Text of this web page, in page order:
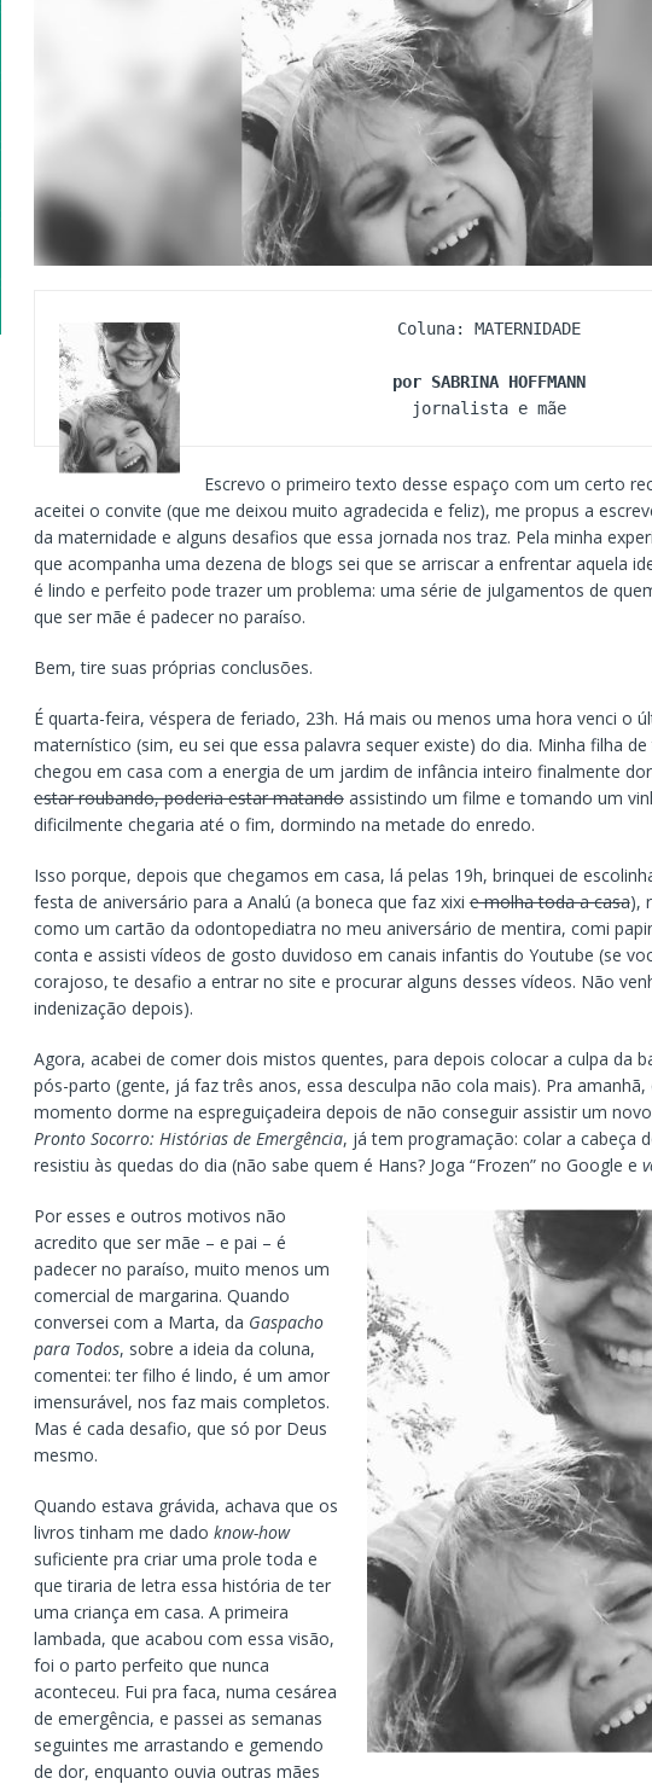
Coluna: MATERNIDADE
por SABRINA HOFFMANN
jornalista e mãe
Escrevo o primeiro texto desse espaço com um certo
aceitei o convite (que me deixou muito agradecida e feliz), me propus a
da maternidade e alguns desafios que essa jornada nos traz. Pela minha
que acompanha uma dezena de blogs sei que se arriscar a enfrentar aquela
é lindo e perfeito pode trazer um problema: uma série de julgamentos de
que ser mãe é padecer no paraíso.
Bem, tire suas próprias conclusões.
É quarta-feira, véspera de feriado, 23h. Há mais ou menos uma hora venci o
maternístico (sim, eu sei que essa palavra sequer existe) do dia. Minha filha
chegou em casa com a energia de um jardim de infância inteiro finalmente
estar roubando, poderia estar matandoassistindo um filme e tomando um
dificilmente chegaria até o fim, dormindo na metade do enredo.
Isso porque, depois que chegamos em casa, lá pelas 19h, brinquei de
festa de aniversário para a Analú (a boneca que faz xixie molha toda a casa),
como um cartão da odontopediatra no meu aniversário de mentira, comi
conta e assisti vídeos de gosto duvidoso em canais infantis do Youtube (se
corajoso, te desafio a entrar no site e procurar alguns desses vídeos. Não
indenização depois).
Agora, acabei de comer dois mistos quentes, para depois colocar a culpa da
pós-parto (gente, já faz três anos, essa desculpa não cola mais). Pra
momento dorme na espreguiçadeira depois de não conseguir assistir um
Pronto Socorro: Histórias de Emergência, já tem programação: colar a cabeça
resistiu às quedas do dia (não sabe quem é Hans? Joga “Frozen” no Google e
Por esses e outros motivos não
acredito que ser mãe – e pai – é
padecer no paraíso, muito menos um
comercial de margarina. Quando
conversei com a Marta, da Gaspacho
para Todos, sobre a ideia da coluna,
comentei: ter filho é lindo, é um amor
imensurável, nos faz mais completos.
Mas é cada desafio, que só por Deus
mesmo.
Quando estava grávida, achava que os
livros tinham me dado know-how
suficiente pra criar uma prole toda e
que tiraria de letra essa história de ter
uma criança em casa. A primeira
lambada, que acabou com essa visão,
foi o parto perfeito que nunca
aconteceu. Fui pra faca, numa cesárea
de emergência, e passei as semanas
seguintes me arrastando e gemendo
de dor, enquanto ouvia outras mães